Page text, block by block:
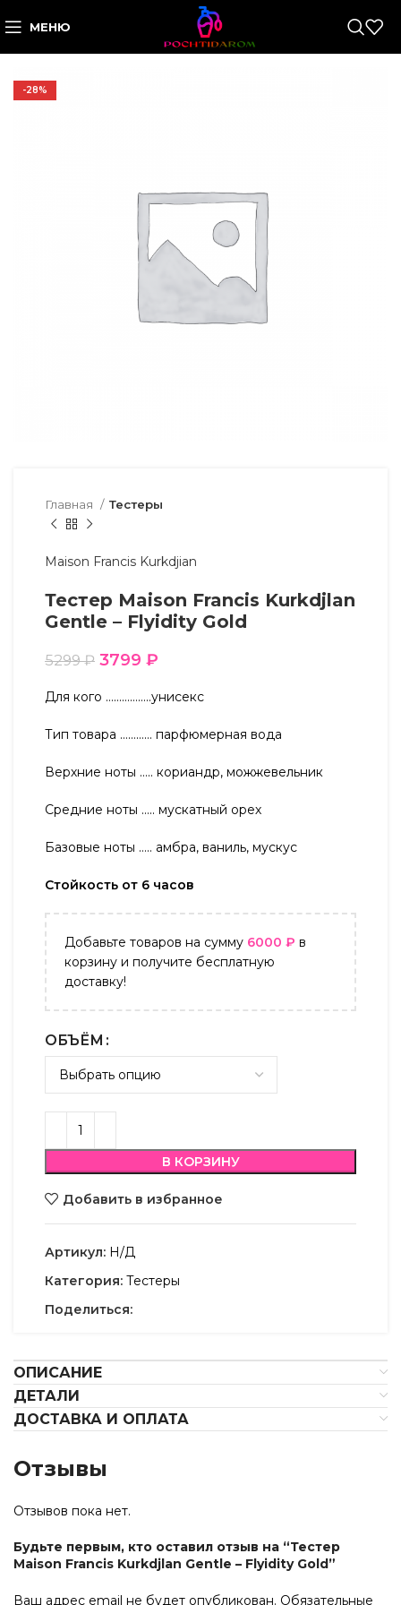
МЕНЮ
-28%
Главная Тестеры
Maison Francis Kurkdjian
Тестер Maison Francis Kurkdjlan
Gentle – Flyidity Gold
5299₽ 3799 ₽
Для кого ……………..унисекс
Тип товара ………… парфюмерная вода
Верхние ноты ….. кориандр, можжевельник
Средние ноты ….. мускатный орех
Базовые ноты ….. амбра, ваниль, мускус
Стойкость от 6 часов
Добавьте товаров на сумму 6000 ₽ в
корзину и получите бесплатную
доставку!
ОБЪЁМ
В КОРЗИНУ
Добавить в избранное
Артикул: Н/Д
Категория: Тестеры
Поделиться:
ОПИСАНИЕ
ДЕТАЛИ
ДОСТАВКА И ОПЛАТА
Отзывы
Отзывов пока нет.
Будьте первым, кто оставил отзыв на “Тестер
Maison Francis Kurkdjlan Gentle – Flyidity Gold”
Ваш адрес email не будет опубликован. Обязательные